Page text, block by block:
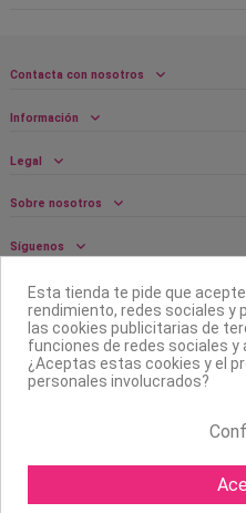
Contacta con nosotros
Información
Legal
Sobre nosotros
Síguenos
Boletín
Esta tienda te pide que
rendimiento, redes sociales y
las cookies publicitarias de
funciones de redes sociales y
¿Aceptas estas cookies y el
personales involucrados?